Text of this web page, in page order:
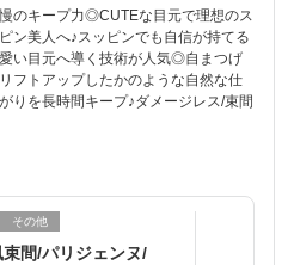
のキープ力◎CUTEな目元で理想のス
ン美人へ♪スッピンでも自信が持てる
い目元へ導く技術が人気◎自まつげ
フトアップしたかのような自然な仕
りを長時間キープ♪ダメージレス/束間
その他
間/パリジェンヌ/